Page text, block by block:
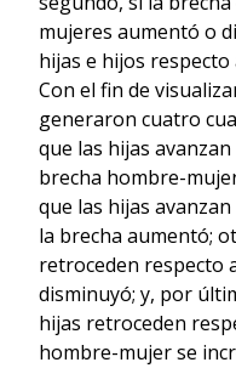
mujeres aumentó o
hijas e hijos
Con el fin de
generaron cuatro
que las hijas
brecha hombre-
que las hijas
la brecha aumentó;
retroceden respecto
disminuyó; y, por
hijas retroceden
hombre-mujer se